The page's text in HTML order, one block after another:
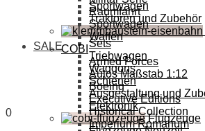
Sportwagen
Traktoren und Zubehör
Sets
Triebwagen
Waggons
Schienen
Ausgestaltung und
Elektronik
Flugzeuge
Raumfahrt
Sportwagen
Waffen
COBI
Armed Forces
Autos Maßstab 1:12
Boeing
Executive Editions
Historical Collection
Imperium Romanum
SALE
0